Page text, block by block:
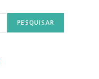
PESQUISAR